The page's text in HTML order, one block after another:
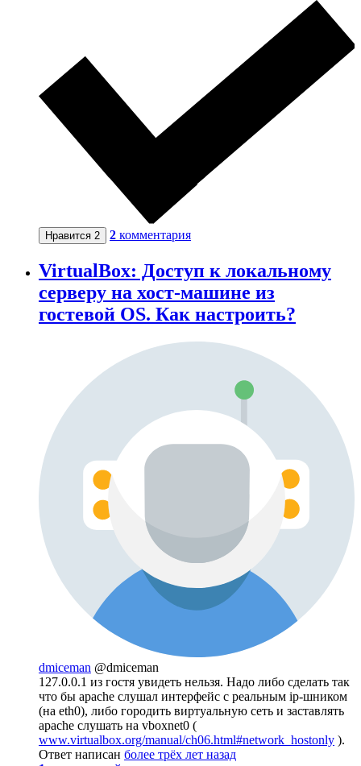
Нравится 2 2 комментария
VirtualBox: Доступ к локальному
серверу на хост-машине из
гостевой OS. Как настроить?
dmiceman @dmiceman
127.0.0.1 из гостя увидеть нельзя. Надо либо сделать так
что бы apache слушал интерфейс с реальным ip-шником
(на eth0), либо городить виртуальную сеть и заставлять
apache слушать на vboxnet0 (
www.virtualbox.org/manual/ch06.html#network_hostonly ).
Ответ написан более трёх лет назад